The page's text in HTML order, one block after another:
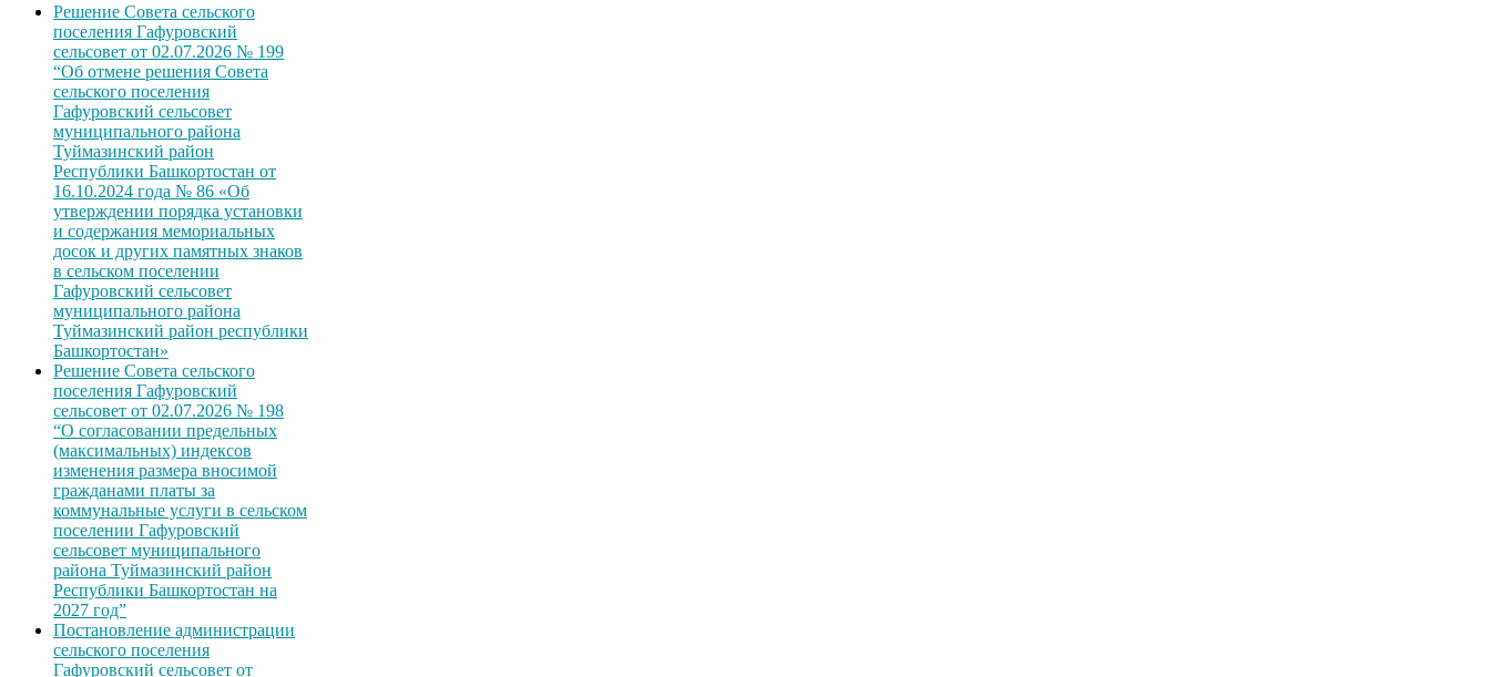
Решение Совета сельского
поселения Гафуровский
сельсовет от 02.07.2026 № 199
“Об отмене решения Совета
сельского поселения
Гафуровский сельсовет
муниципального района
Туймазинский район
Республики Башкортостан от
16.10.2024 года № 86 «Об
утверждении порядка установки
и содержания мемориальных
досок и других памятных знаков
в сельском поселении
Гафуровский сельсовет
муниципального района
Туймазинский район республики
Башкортостан»
Решение Совета сельского
поселения Гафуровский
сельсовет от 02.07.2026 № 198
“О согласовании предельных
(максимальных) индексов
изменения размера вносимой
гражданами платы за
коммунальные услуги в сельском
поселении Гафуровский
сельсовет муниципального
района Туймазинский район
Республики Башкортостан на
2027 год”
Постановление администрации
сельского поселения
Гафуровский сельсовет от